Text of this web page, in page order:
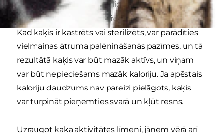
Vēl viena pazīme, kas var liecināt par to, ka kaķim
ir liekais svars, ir kaķa aktivitātes samazināšanās.
Kad kaķis ir kastrēts vai sterilizēts, var parādīties
vielmaiņas ātruma palēnināšanās pazīmes, un tā
rezultātā kaķis var būt mazāk aktīvs, un viņam
var būt nepieciešams mazāk kaloriju. Ja apēstais
kaloriju daudzums nav pareizi pielāgots, kaķis
var turpināt pieņemties svarā un kļūt resns.
Uzraugot kaķa aktivitātes līmeni, jāņem vērā arī